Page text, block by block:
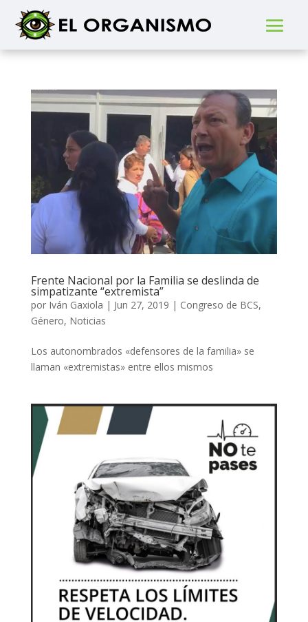
Frente Nacional por la Familia se deslinda de
simpatizante “extremista”
por Iván Gaxiola | Jun 27, 2019 | Congreso de BCS,
Género, Noticias
Los autonombrados «defensores de la familia» se
llaman «extremistas» entre ellos mismos